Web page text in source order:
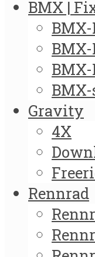
BMX |
Gravity
4X
Rennrad